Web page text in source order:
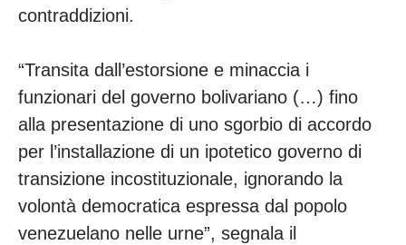
contraddizioni.
“Transita dall’estorsione e minaccia i
funzionari del governo bolivariano (…) fino
alla presentazione di uno sgorbio di accordo
per l’installazione di un ipotetico governo di
transizione incostituzionale, ignorando la
volontà democratica espressa dal popolo
venezuelano nelle urne”, segnala il